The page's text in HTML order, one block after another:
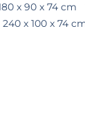
x 90 x 74 cm
240 x 100 x 74